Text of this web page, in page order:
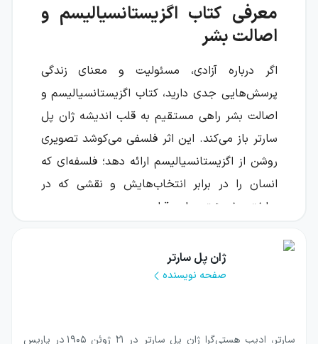
معرفی کتاب اگزیستانسیالیسم و
اصالت بشر
اگر درباره آزادی، مسئولیت و معنای زندگی
پرسش‌هایی جدی دارید، کتاب اگزیستانسیالیسم و
اصالت بشر راهی مستقیم به قلب اندیشه ژان پل
سارتر باز می‌کند. این اثر فلسفی می‌کوشد تصویری
روشن از اگزیستانسیالیسم ارائه دهد؛ فلسفه‌ای که
انسان را در برابر انتخاب‌هایش و نقشی که در
ساختن خویشتن دارد، قرار می‌دهد.
چاپ رسید. سخنرانی او در دوره‌ای شکل گرفت که
سارتر در آن تلاش کرد برداشت‌های رایج و نادرست
ژان پل سارتر
صفحه نویسنده
سارتر، ادیب هستی‌گرا ژان پل سارتر در ۲۱ ژوئن ۱۹۰۵ در پاریس